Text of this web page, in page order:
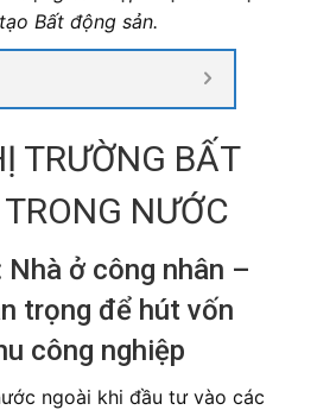
Bất động sản.
TRƯỜNG BẤT
NƯỚC
Nhà ở công nhân –
trọng để hút vốn
công nghiệp
ngoài khi đầu tư vào các